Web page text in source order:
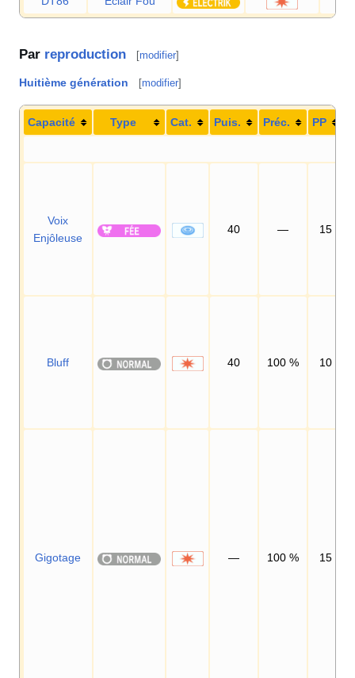
Par reproduction [modifier]
Huitième génération [modifier]
Capacité Type Cat. Puis. Préc. PP
Voix
Enjôleuse
40 — 15
Bluff 40 100 % 10
Gigotage — 100 % 15